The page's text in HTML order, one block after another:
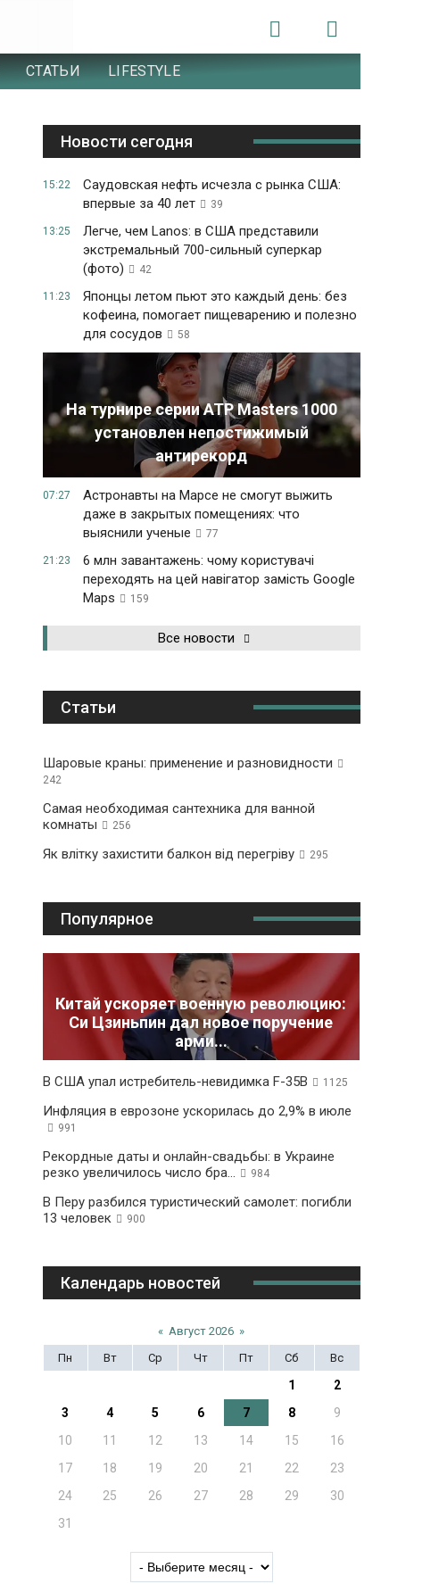
СТАТЬИ LIFESTYLE
Новости сегодня
15:22
Саудовская нефть исчезла с рынка США:
впервые за 40 лет
39
13:25
Легче, чем Lanos: в США представили
экстремальный 700-сильный суперкар
(фото)
42
11:23
Японцы летом пьют это каждый день: без
кофеина, помогает пищеварению и полезно
для сосудов
58
На турнире серии ATP Masters 1000
установлен непостижимый
антирекорд
07:27
Астронавты на Марсе не смогут выжить
даже в закрытых помещениях: что
выяснили ученые
77
21:23
6 млн завантажень: чому користувачі
переходять на цей навігатор замість Google
Maps
159
Все новости
Статьи
Шаровые краны: применение и разновидности
242
Самая необходимая сантехника для ванной
комнаты
256
Як влітку захистити балкон від перегріву 295
Популярное
Китай ускоряет военную революцию:
Си Цзиньпин дал новое поручение
арми...
В США упал истребитель-невидимка F-35B 1125
Инфляция в еврозоне ускорилась до 2,9% в июле
991
Рекордные даты и онлайн-свадьбы: в Украине
резко увеличилось число бра...
984
В Перу разбился туристический самолет: погибли
13 человек
900
Календарь новостей
« Август 2026 »
Пн
Вт Ср Чт Пт Сб Вс
1
2
3
4 5 6 7 8
9
10
11 12 13 14 15
16
17
18 19 20 21 22
23
24
25 26 27 28 29
30
31